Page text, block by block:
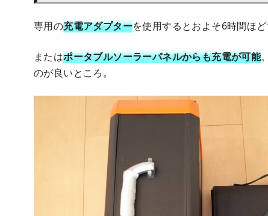
専用の充電アダプターを使用するとおよそ6時間ほど
またはポータブルソーラーパネルからも充電が可能
のが良いところ。